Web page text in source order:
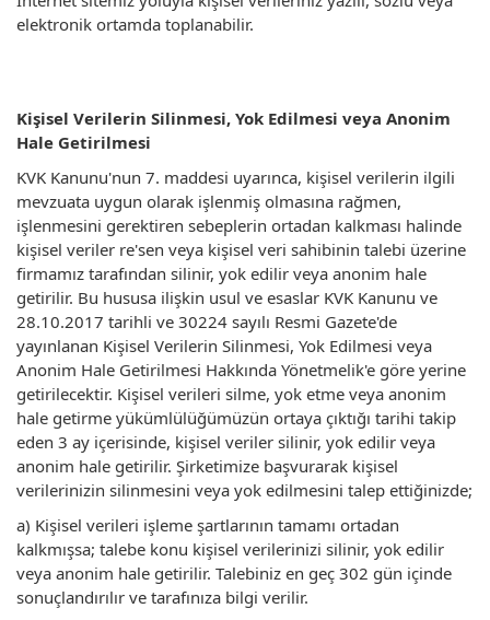
elektronik ortamda toplanabilir.
Kişisel Verilerin Silinmesi, Yok Edilmesi veya Anonim
Hale Getirilmesi
KVK Kanunu'nun 7. maddesi uyarınca, kişisel verilerin ilgili
mevzuata uygun olarak işlenmiş olmasına rağmen,
işlenmesini gerektiren sebeplerin ortadan kalkması halinde
kişisel veriler re'sen veya kişisel veri sahibinin talebi üzerine
firmamız tarafından silinir, yok edilir veya anonim hale
getirilir. Bu hususa ilişkin usul ve esaslar KVK Kanunu ve
28.10.2017 tarihli ve 30224 sayılı Resmi Gazete'de
yayınlanan Kişisel Verilerin Silinmesi, Yok Edilmesi veya
Anonim Hale Getirilmesi Hakkında Yönetmelik'e göre yerine
getirilecektir. Kişisel verileri silme, yok etme veya anonim
hale getirme yükümlülüğümüzün ortaya çıktığı tarihi takip
eden 3 ay içerisinde, kişisel veriler silinir, yok edilir veya
anonim hale getirilir. Şirketimize başvurarak kişisel
verilerinizin silinmesini veya yok edilmesini talep ettiğinizde;
a) Kişisel verileri işleme şartlarının tamamı ortadan
kalkmışsa; talebe konu kişisel verilerinizi silinir, yok edilir
veya anonim hale getirilir. Talebiniz en geç 302 gün içinde
sonuçlandırılır ve tarafınıza bilgi verilir.